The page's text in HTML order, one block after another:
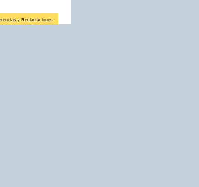
y Reclamaciones